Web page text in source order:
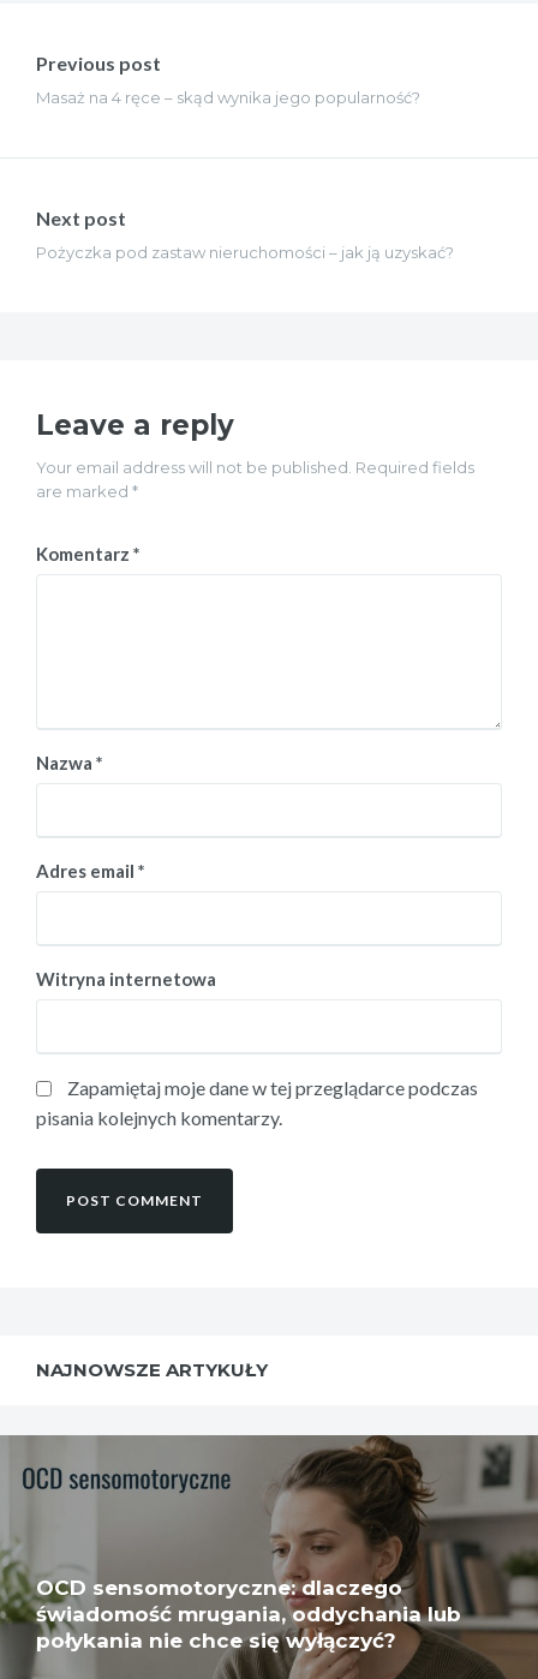
wpisu
Previous post
Masaż na 4 ręce – skąd wynika jego popularność?
Next post
Pożyczka pod zastaw nieruchomości – jak ją uzyskać?
Leave a reply
Your email address will not be published. Required fields
are marked *
Komentarz *
Nazwa *
Adres email *
Witryna internetowa
Zapamiętaj moje dane w tej przeglądarce podczas
pisania kolejnych komentarzy.
NAJNOWSZE ARTYKUŁY
OCD sensomotoryczne: dlaczego
świadomość mrugania, oddychania lub
połykania nie chce się wyłączyć?